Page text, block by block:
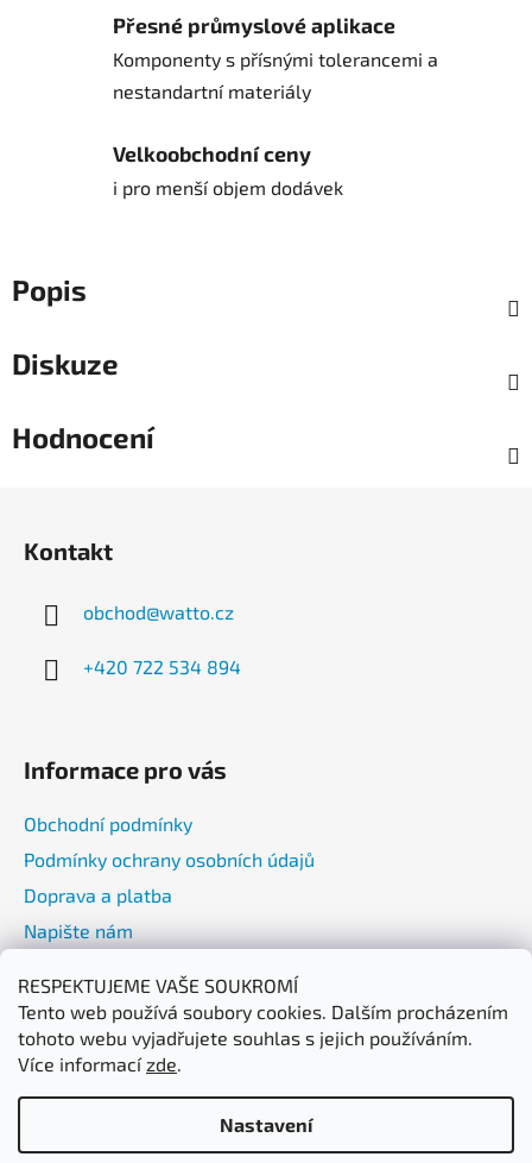
RESPEKTUJEME VAŠE SOUKROMÍ
Tento web používá soubory cookies. Dalším procházením
tohoto webu vyjadřujete souhlas s jejich používáním.
Více informacízde.
Nastavení
Přesné průmyslové aplikace
Komponenty s přísnými tolerancemi a
nestandartní materiály
Velkoobchodní ceny
i pro menší objem dodávek
Popis
Diskuze
Hodnocení
Kontakt
obchod@watto.cz
+420 722 534 894
Informace pro vás
Obchodní podmínky
Podmínky ochrany osobních údajů
Doprava a platba
Napište nám
Přijímáme online platby